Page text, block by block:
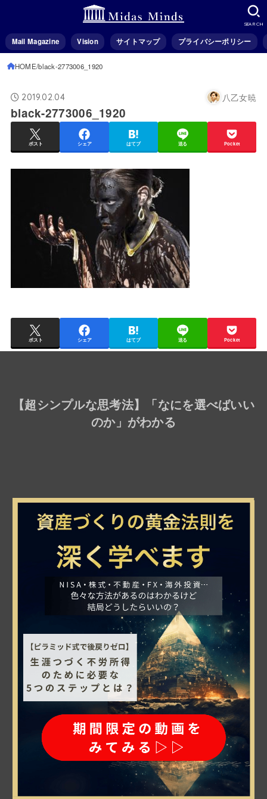
Mail Magazine Vision サイトマップ プライバシーポリシー
SEARCH
HOME black-2773006_1920
2019.02.04 八乙女暁
black-2773006_1920
ポスト シェア はてブ 送る Pocket
ポスト シェア はてブ 送る Pocket
【超シンプルな思考法】「なにを選べばいい
のか」がわかる